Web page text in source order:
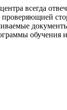
всегда
обучения